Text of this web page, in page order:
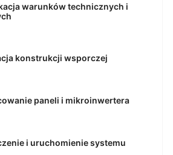
warunków technicznych i
konstrukcji wsporczej
paneli i mikroinwertera
i uruchomienie systemu